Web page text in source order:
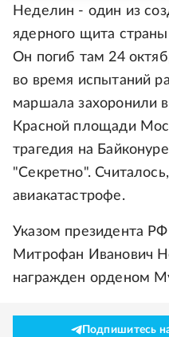
Неделин - один из
ядерного щита
Он погиб там 24
во время испытаний
маршала захоронили
Красной площади
трагедия на
"Секретно".
авиакатастрофе.
Указом президента
Митрофан Иванович
награжден орденом
Подпишитесь